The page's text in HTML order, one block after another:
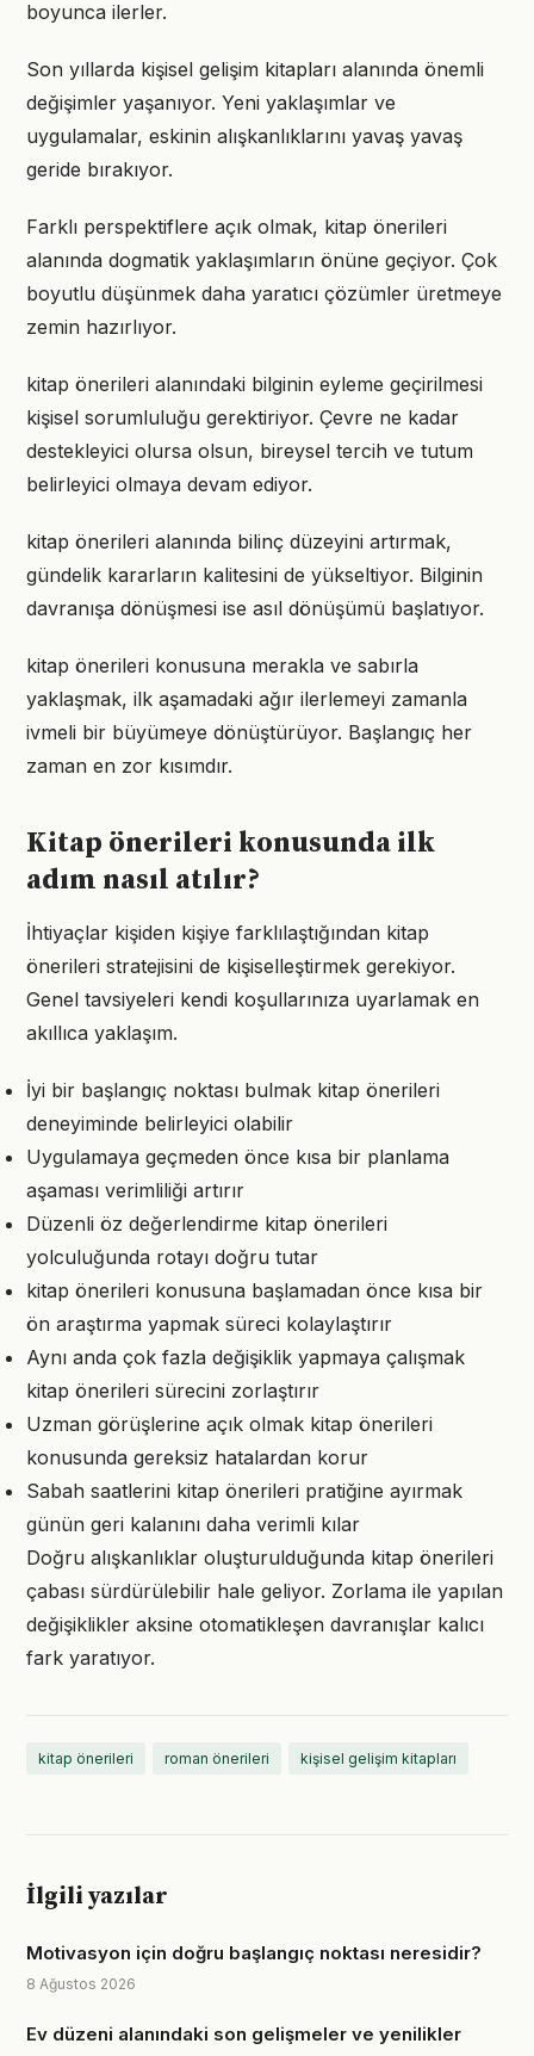
boyunca ilerler.
Son yıllarda kişisel gelişim kitapları alanında önemli
değişimler yaşanıyor. Yeni yaklaşımlar ve
uygulamalar, eskinin alışkanlıklarını yavaş yavaş
geride bırakıyor.
Farklı perspektiflere açık olmak, kitap önerileri
alanında dogmatik yaklaşımların önüne geçiyor. Çok
boyutlu düşünmek daha yaratıcı çözümler üretmeye
zemin hazırlıyor.
kitap önerileri alanındaki bilginin eyleme geçirilmesi
kişisel sorumluluğu gerektiriyor. Çevre ne kadar
destekleyici olursa olsun, bireysel tercih ve tutum
belirleyici olmaya devam ediyor.
kitap önerileri alanında bilinç düzeyini artırmak,
gündelik kararların kalitesini de yükseltiyor. Bilginin
davranışa dönüşmesi ise asıl dönüşümü başlatıyor.
kitap önerileri konusuna merakla ve sabırla
yaklaşmak, ilk aşamadaki ağır ilerlemeyi zamanla
ivmeli bir büyümeye dönüştürüyor. Başlangıç her
zaman en zor kısımdır.
Kitap önerileri konusunda ilk
adım nasıl atılır?
İhtiyaçlar kişiden kişiye farklılaştığından kitap
önerileri stratejisini de kişiselleştirmek gerekiyor.
Genel tavsiyeleri kendi koşullarınıza uyarlamak en
akıllıca yaklaşım.
İyi bir başlangıç noktası bulmak kitap önerileri
deneyiminde belirleyici olabilir
Uygulamaya geçmeden önce kısa bir planlama
aşaması verimliliği artırır
Düzenli öz değerlendirme kitap önerileri
yolculuğunda rotayı doğru tutar
kitap önerileri konusuna başlamadan önce kısa bir
ön araştırma yapmak süreci kolaylaştırır
Aynı anda çok fazla değişiklik yapmaya çalışmak
kitap önerileri sürecini zorlaştırır
Uzman görüşlerine açık olmak kitap önerileri
konusunda gereksiz hatalardan korur
Sabah saatlerini kitap önerileri pratiğine ayırmak
günün geri kalanını daha verimli kılar
Doğru alışkanlıklar oluşturulduğunda kitap önerileri
çabası sürdürülebilir hale geliyor. Zorlama ile yapılan
değişiklikler aksine otomatikleşen davranışlar kalıcı
fark yaratıyor.
kitap önerileri roman önerileri kişisel gelişim kitapları
İlgili yazılar
Motivasyon için doğru başlangıç noktası neresidir?
8 Ağustos 2026
Ev düzeni alanındaki son gelişmeler ve yenilikler